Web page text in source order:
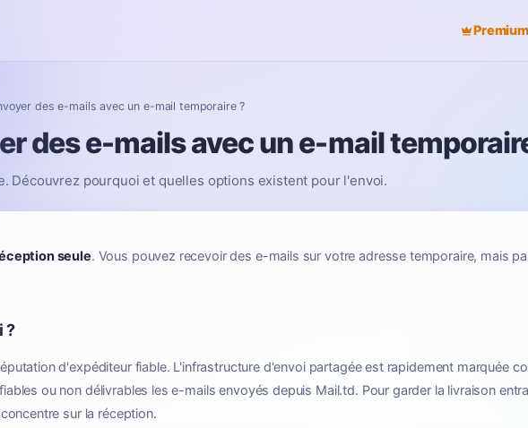
Premium
des e-mails avec un e-mail temporaire ?
des e-mails avec un e-mail
Découvrez pourquoi et quelles options existent pour l'envoi.
seule. Vous pouvez recevoir des e-mails sur votre adresse temporaire, mais
?
d'expéditeur fiable. L'infrastructure d'envoi partagée est rapidement marquée
ou non délivrables les e-mails envoyés depuis Mail.td. Pour garder la livraison
sur la réception.